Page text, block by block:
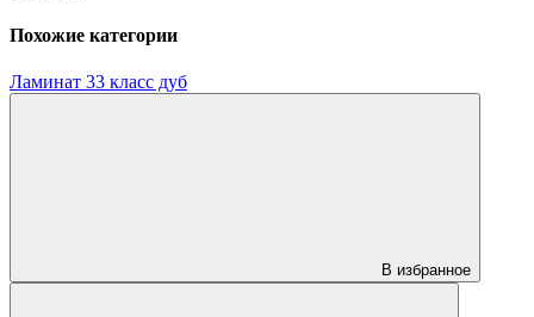
Похожие категории
Ламинат 33 класс дуб
В избранное